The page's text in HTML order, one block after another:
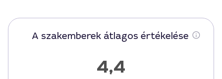
A szakemberek átlagos értékelése
4,4